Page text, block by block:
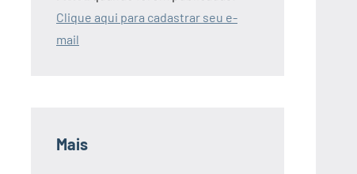
Clique aqui para cadastrar seu e-
mail
Mais